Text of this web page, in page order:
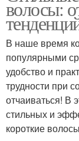
волосы:
В наше время
популярными
удобство и
трудности при
отчаиваться! В
стильных и
короткие